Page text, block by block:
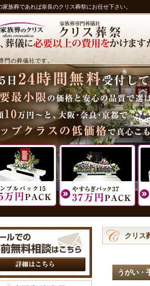
家族葬であれば奈良のクリス葬祭にお任せ下さい。
門の葬儀社です。
クリス
うがい・